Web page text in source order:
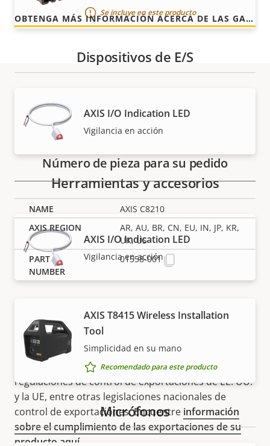
Se incluye en este producto
Dispositivos de E/S
AXIS I/O Indication LED
Vigilancia en acción
Herramientas y accesorios
AXIS I/O Indication LED
Vigilancia en acción
AXIS T8415 Wireless Installation
Tool
Simplicidad en su mano
Recomendado para este producto
Micrófonos
OBTENGA MÁS INFORMACIÓN ACERCA DE LAS GARANTÍAS DE AXIS
Referencias
Número de pieza para su pedido
AXIS C8210
AR, AU, BR, CN, EU, IN, JP, KR,
UK, US
01558-001
NOTA
Los productos de Axis pueden estar sujetos a las
regulaciones de control de exportaciones de EE. UU.
y la UE, entre otras legislaciones nacionales de
control de exportaciones. Encuentre información
sobre el cumplimiento de las exportaciones de su
producto aquí.